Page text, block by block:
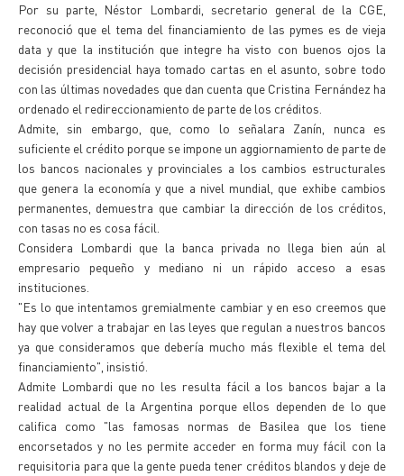
Por su parte, Néstor Lombardi, secretario general de la CGE,
reconoció que el tema del financiamiento de las pymes es de vieja
data y que la institución que integre ha visto con buenos ojos la
decisión presidencial haya tomado cartas en el asunto, sobre todo
con las últimas novedades que dan cuenta que Cristina Fernández ha
ordenado el redireccionamiento de parte de los créditos.
Admite, sin embargo, que, como lo señalara Zanín, nunca es
suficiente el crédito porque se impone un aggiornamiento de parte de
los bancos nacionales y provinciales a los cambios estructurales
que genera la economía y que a nivel mundial, que exhibe cambios
permanentes, demuestra que cambiar la dirección de los créditos,
con tasas no es cosa fácil.
Considera Lombardi que la banca privada no llega bien aún al
empresario pequeño y mediano ni un rápido acceso a esas
instituciones.
"Es lo que intentamos gremialmente cambiar y en eso creemos que
hay que volver a trabajar en las leyes que regulan a nuestros bancos
ya que consideramos que debería mucho más flexible el tema del
financiamiento", insistió.
Admite Lombardi que no les resulta fácil a los bancos bajar a la
realidad actual de la Argentina porque ellos dependen de lo que
califica como "las famosas normas de Basilea que los tiene
encorsetados y no les permite acceder en forma muy fácil con la
requisitoria para que la gente pueda tener créditos blandos y deje de